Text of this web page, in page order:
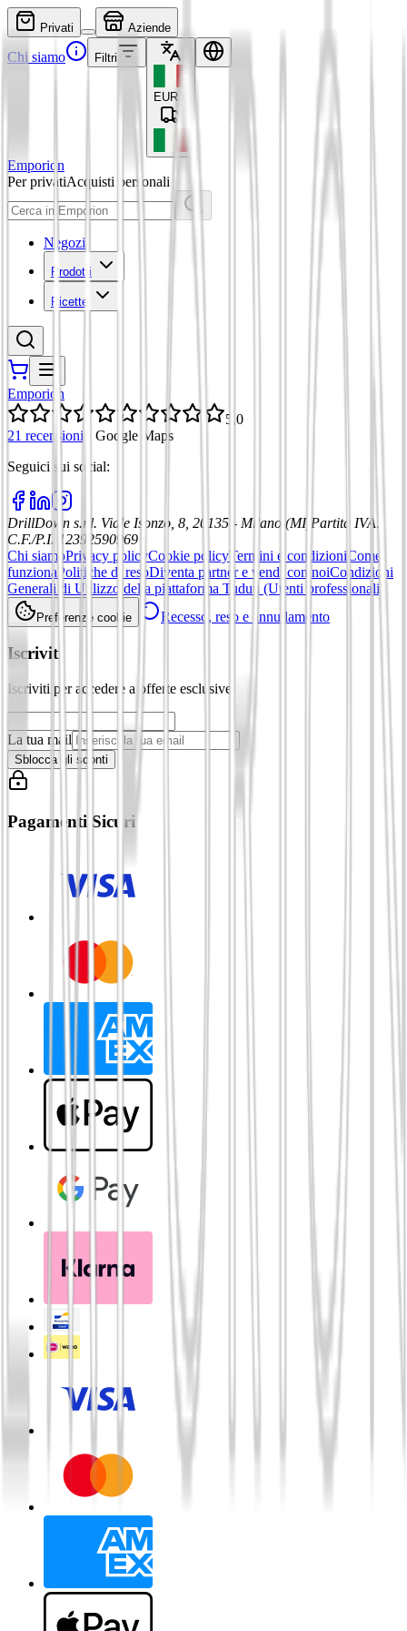
Privati Aziende
Chi siamo Filtri
EUR
Emporion
Per privatiAcquisti personali
Negozi
Prodotti
Ricette
Emporion
5,0
21 recensioni
Google Maps
Seguici sui social:
DrillDown s.r.l. Viale Isonzo, 8, 20135 - Milano (MI) Partita IVA:
C.F./P.I. 12392590969
Chi siamoPrivacy policyCookie policyTermini e condizioni Come
funziona Politiche di resoDiventa partner e vendi con noiCondizioni
Generali di Utilizzo della piattaforma Tuduu (Utenti professionali)
Preferenze cookie Recesso, reso e annullamento
Iscriviti
Iscriviti per accedere a offerte esclusive
La tua mail
Sblocca gli sconti
Pagamenti Sicuri